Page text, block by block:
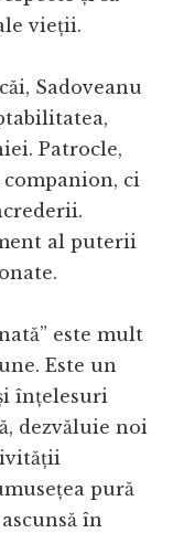
vieții.
Sadoveanu
Patrocle,
ci
al puterii
este mult
Este un
înțelesuri
dezvăluie noi
pură
în